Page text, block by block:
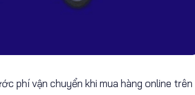
phí vận chuyển khi mua hàng online trên